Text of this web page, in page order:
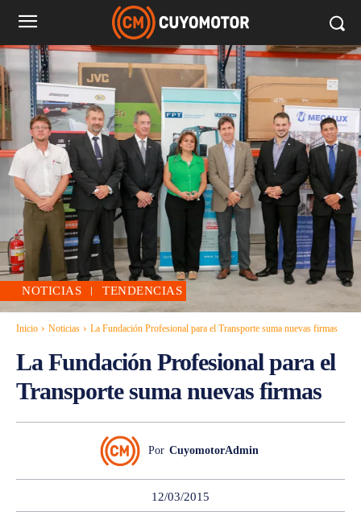
NOTICIAS TENDENCIAS
Inicio Noticias La Fundación Profesional para el Transporte suma nuevas firmas
La Fundación Profesional para el
Transporte suma nuevas firmas
Por CuyomotorAdmin
12/03/2015